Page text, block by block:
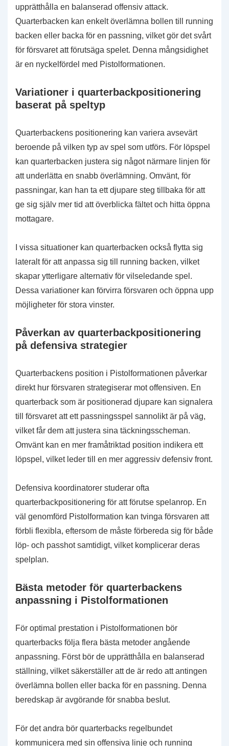
upprätthålla en balanserad offensiv attack.
Quarterbacken kan enkelt överlämna bollen till running
backen eller backa för en passning, vilket gör det svårt
för försvaret att förutsäga spelet. Denna mångsidighet
är en nyckelfördel med Pistolformationen.
Variationer i quarterbackpositionering
baserat på speltyp
Quarterbackens positionering kan variera avsevärt
beroende på vilken typ av spel som utförs. För löpspel
kan quarterbacken justera sig något närmare linjen för
att underlätta en snabb överlämning. Omvänt, för
passningar, kan han ta ett djupare steg tillbaka för att
ge sig själv mer tid att överblicka fältet och hitta öppna
mottagare.
I vissa situationer kan quarterbacken också flytta sig
lateralt för att anpassa sig till running backen, vilket
skapar ytterligare alternativ för vilseledande spel.
Dessa variationer kan förvirra försvaren och öppna upp
möjligheter för stora vinster.
Påverkan av quarterbackpositionering
på defensiva strategier
Quarterbackens position i Pistolformationen påverkar
direkt hur försvaren strategiserar mot offensiven. En
quarterback som är positionerad djupare kan signalera
till försvaret att ett passningsspel sannolikt är på väg,
vilket får dem att justera sina täckningsscheman.
Omvänt kan en mer framåtriktad position indikera ett
löpspel, vilket leder till en mer aggressiv defensiv front.
Defensiva koordinatorer studerar ofta
quarterbackpositionering för att förutse spelanrop. En
väl genomförd Pistolformation kan tvinga försvaren att
förbli flexibla, eftersom de måste förbereda sig för både
löp- och passhot samtidigt, vilket komplicerar deras
spelplan.
Bästa metoder för quarterbackens
anpassning i Pistolformationen
För optimal prestation i Pistolformationen bör
quarterbacks följa flera bästa metoder angående
anpassning. Först bör de upprätthålla en balanserad
ställning, vilket säkerställer att de är redo att antingen
överlämna bollen eller backa för en passning. Denna
beredskap är avgörande för snabba beslut.
För det andra bör quarterbacks regelbundet
kommunicera med sin offensiva linje och running